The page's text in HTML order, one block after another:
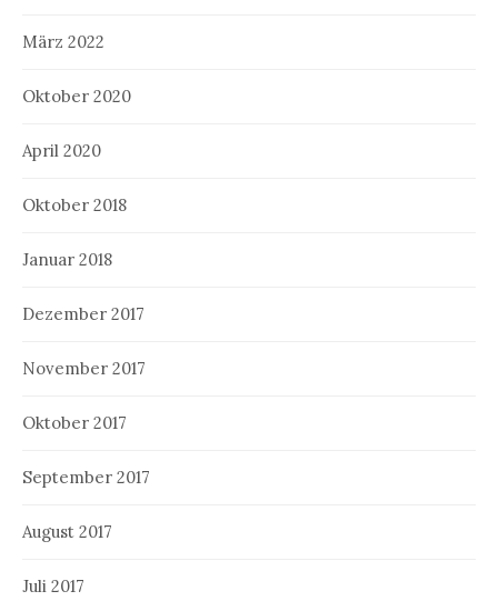
März 2022
Oktober 2020
April 2020
Oktober 2018
Januar 2018
Dezember 2017
November 2017
Oktober 2017
September 2017
August 2017
Juli 2017